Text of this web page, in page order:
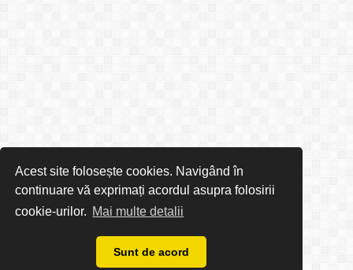
Acest site folosește cookies. Navigând în
continuare vă exprimați acordul asupra folosirii
cookie-urilor. Mai multe detalii
Sunt de acord